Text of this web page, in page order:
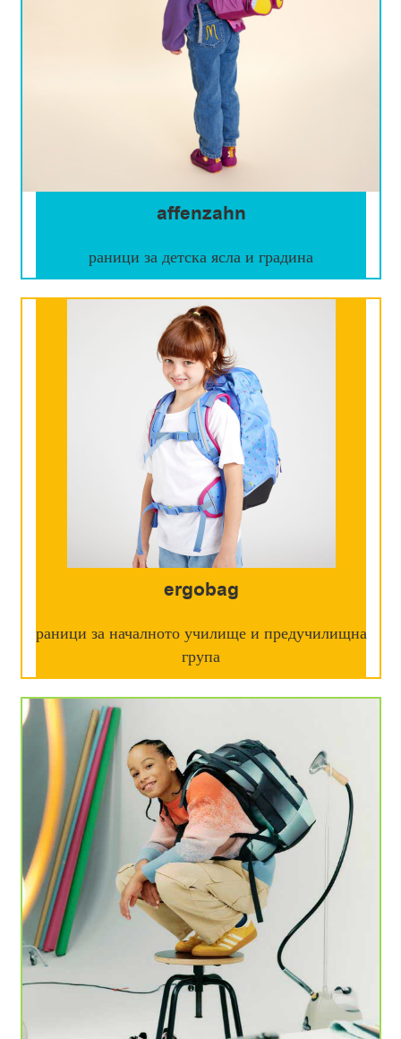
affenzahn
раници за детска ясла и градина
ergobag
раници за началното училище и предучилищна
група